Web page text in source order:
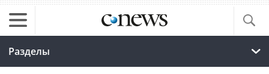
Разделы